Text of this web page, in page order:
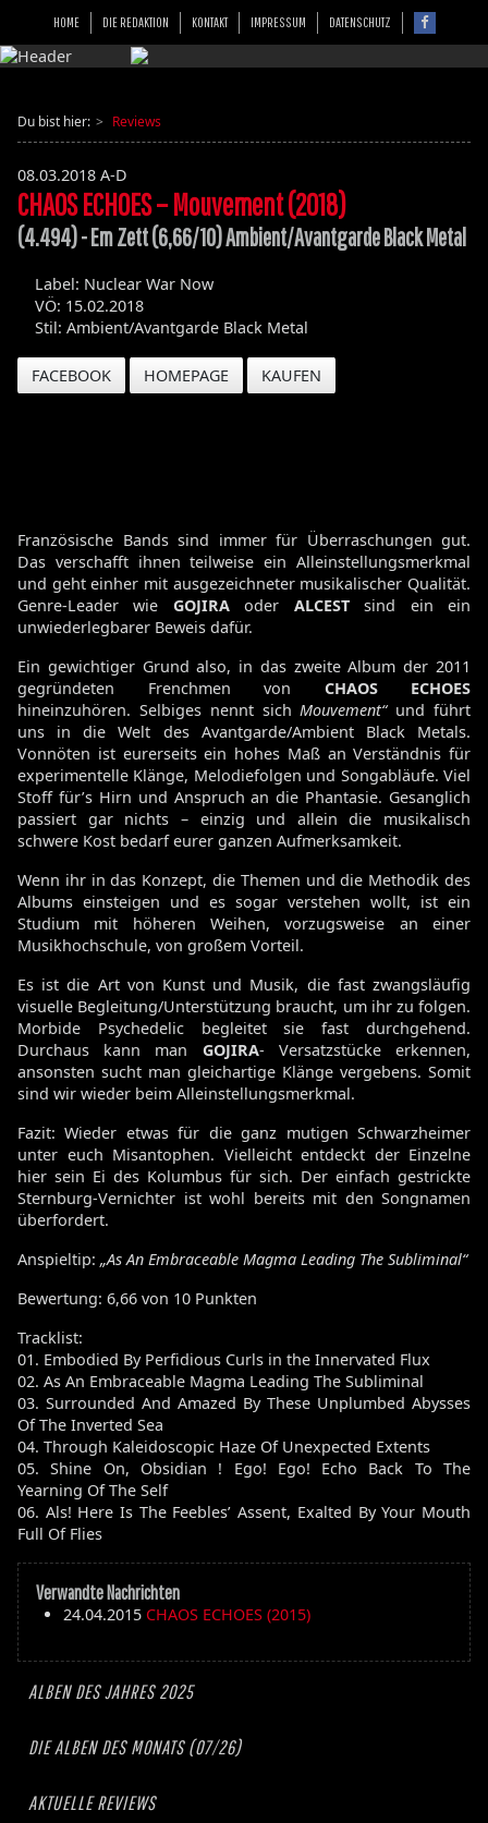
HOME DIE REDAKTION KONTAKT IMPRESSUM DATENSCHUTZ
ALBEN DES JAHRES 2025
DIE ALBEN DES MONATS (07/26)
AKTUELLE REVIEWS
Du bist hier: Reviews
08.03.2018 A-D
CHAOS ECHOES – Mouvement (2018)
(4.494) - Em Zett (6,66/10) Ambient/Avantgarde Black Metal
Label: Nuclear War Now
VÖ: 15.02.2018
Stil: Ambient/Avantgarde Black Metal
FACEBOOK HOMEPAGE KAUFEN
Französische Bands sind immer für Überraschungen gut.
Das verschafft ihnen teilweise ein Alleinstellungsmerkmal
und geht einher mit ausgezeichneter musikalischer Qualität.
Genre-Leader wie GOJIRAoder ALCESTsind ein ein
unwiederlegbarer Beweis dafür.
Ein gewichtiger Grund also, in das zweite Album der 2011
gegründeten Frenchmen von CHAOS ECHOES
hineinzuhören. Selbiges nennt sichMouvement“und führt
uns in die Welt des Avantgarde/Ambient Black Metals.
Vonnöten ist eurerseits ein hohes Maß an Verständnis für
experimentelle Klänge, Melodiefolgen und Songabläufe. Viel
Stoff für’s Hirn und Anspruch an die Phantasie. Gesanglich
passiert gar nichts – einzig und allein die musikalisch
schwere Kost bedarf eurer ganzen Aufmerksamkeit.
Wenn ihr in das Konzept, die Themen und die Methodik des
Albums einsteigen und es sogar verstehen wollt, ist ein
Studium mit höheren Weihen, vorzugsweise an einer
Musikhochschule, von großem Vorteil.
Es ist die Art von Kunst und Musik, die fast zwangsläufig
visuelle Begleitung/Unterstützung braucht, um ihr zu folgen.
Morbide Psychedelic begleitet sie fast durchgehend.
Durchaus kann man GOJIRA- Versatzstücke erkennen,
ansonsten sucht man gleichartige Klänge vergebens. Somit
sind wir wieder beim Alleinstellungsmerkmal.
Fazit: Wieder etwas für die ganz mutigen Schwarzheimer
unter euch Misantophen. Vielleicht entdeckt der Einzelne
hier sein Ei des Kolumbus für sich. Der einfach gestrickte
Sternburg-Vernichter ist wohl bereits mit den Songnamen
überfordert.
Anspieltip: „As An Embraceable Magma Leading The Subliminal“
Bewertung: 6,66 von 10 Punkten
Tracklist:
01. Embodied By Perfidious Curls in the Innervated Flux
02. As An Embraceable Magma Leading The Subliminal
03. Surrounded And Amazed By These Unplumbed Abysses
Of The Inverted Sea
04. Through Kaleidoscopic Haze Of Unexpected Extents
05. Shine On, Obsidian ! Ego! Ego! Echo Back To The
Yearning Of The Self
06. Als! Here Is The Feebles’ Assent, Exalted By Your Mouth
Full Of Flies
Verwandte Nachrichten
24.04.2015 CHAOS ECHOES (2015)